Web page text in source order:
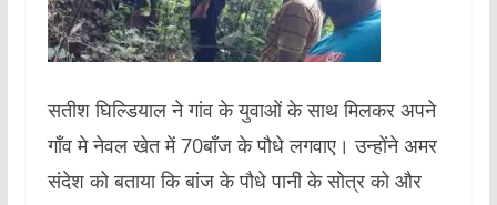
सतीश घिल्डियाल ने गांव के युवाओं के साथ मिलकर अपने
गाँव मे नेवल खेत में 70बाँज के पौधे लगवाए। उन्होंने अमर
संदेश को बताया कि बांज के पौधे पानी के सोत्र को और